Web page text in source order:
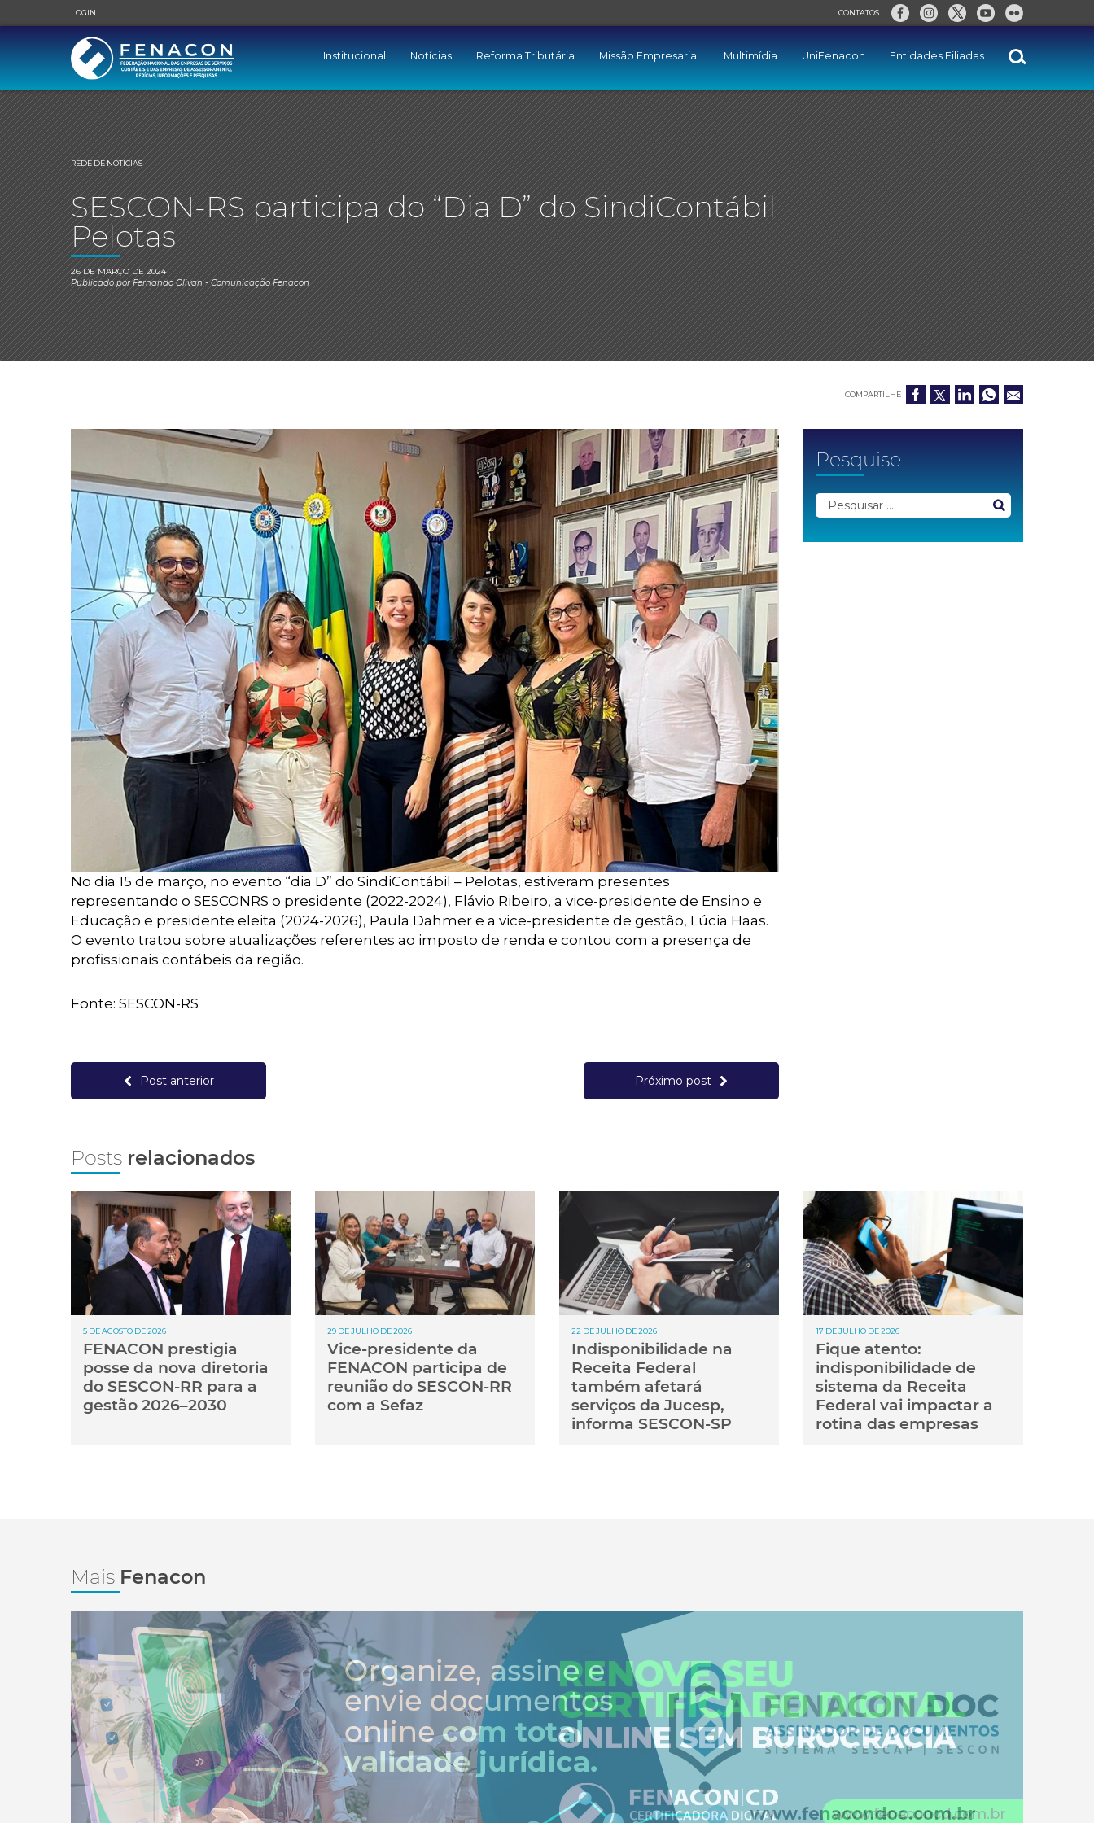
LOGIN CONTATOS
Institucional Notícias Reforma Tributária Missão Empresarial Multimídia UniFenacon Entidades Filiadas
REDE DE NOTÍCIAS
SESCON-RS participa do “Dia D” do SindiContábil
Pelotas
26 DE MARÇO DE 2024
Publicado porFernando Olivan- Comunicação Fenacon
COMPARTILHE
No dia 15 de março, no evento “dia D” do SindiContábil – Pelotas, estiveram presentes
representando o SESCONRS o presidente (2022-2024), Flávio Ribeiro, a vice-presidente de Ensino e
Educação e presidente eleita (2024-2026), Paula Dahmer e a vice-presidente de gestão, Lúcia Haas.
O evento tratou sobre atualizações referentes ao imposto de renda e contou com a presença de
profissionais contábeis da região.
Fonte: SESCON-RS
Post anterior Próximo post
Pesquise
Posts relacionados
5 DE AGOSTO DE 2026
FENACON prestigia
posse da nova diretoria
do SESCON-RR para a
gestão 2026–2030
29 DE JULHO DE 2026
Vice-presidente da
FENACON participa de
reunião do SESCON-RR
com a Sefaz
22 DE JULHO DE 2026
Indisponibilidade na
Receita Federal
também afetará
serviços da Jucesp,
informa SESCON-SP
17 DE JULHO DE 2026
Fique atento:
indisponibilidade de
sistema da Receita
Federal vai impactar a
rotina das empresas
Mais Fenacon